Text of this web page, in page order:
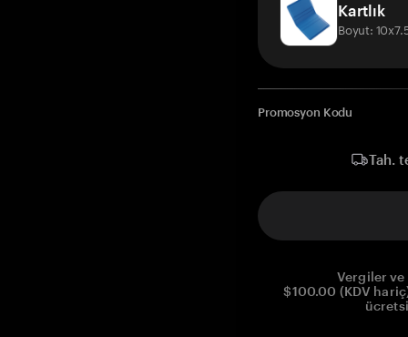
Kartlık
Boyut:
Promosyon Kodu
Tah.
Vergiler
$100.00 (KDV